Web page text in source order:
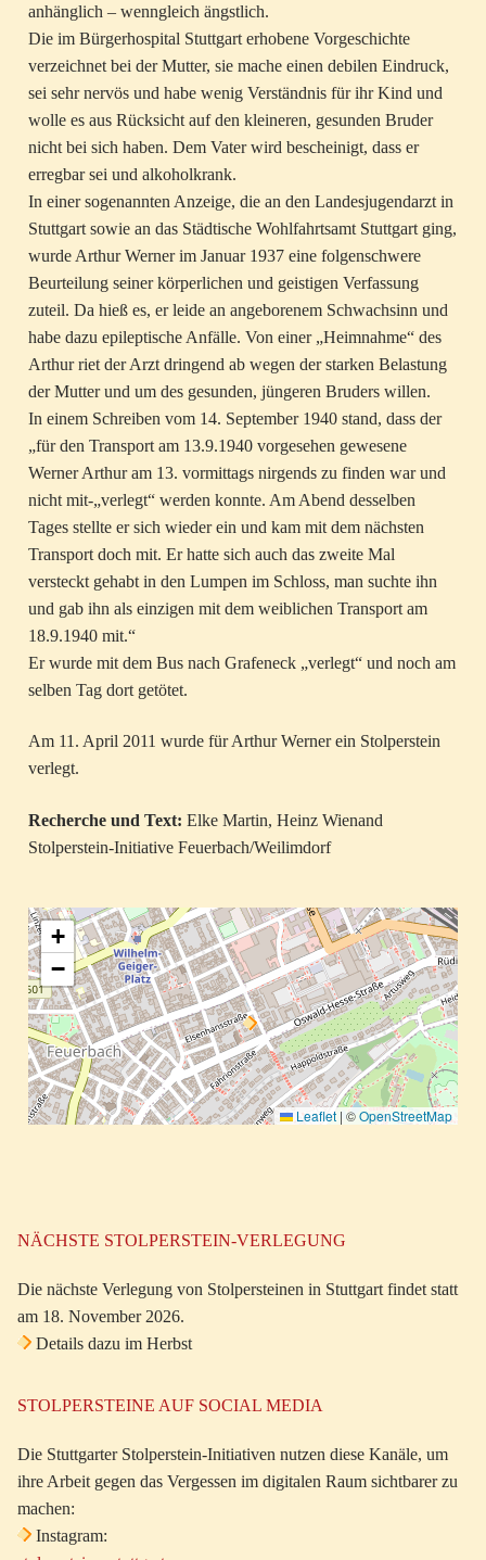
anhänglich – wenngleich ängstlich.
Die im Bürgerhospital Stuttgart erhobene Vorgeschichte
verzeichnet bei der Mutter, sie mache einen debilen Eindruck,
sei sehr nervös und habe wenig Verständnis für ihr Kind und
wolle es aus Rücksicht auf den kleineren, gesunden Bruder
nicht bei sich haben. Dem Vater wird bescheinigt, dass er
erregbar sei und alkoholkrank.
In einer sogenannten Anzeige, die an den Landesjugendarzt in
Stuttgart sowie an das Städtische Wohlfahrtsamt Stuttgart ging,
wurde Arthur Werner im Januar 1937 eine folgenschwere
Beurteilung seiner körperlichen und geistigen Verfassung
zuteil. Da hieß es, er leide an angeborenem Schwachsinn und
habe dazu epileptische Anfälle. Von einer „Heimnahme“ des
Arthur riet der Arzt dringend ab wegen der starken Belastung
der Mutter und um des gesunden, jüngeren Bruders willen.
In einem Schreiben vom 14. September 1940 stand, dass der
„für den Transport am 13.9.1940 vorgesehen gewesene
Werner Arthur am 13. vormittags nirgends zu finden war und
nicht mit-„verlegt“ werden konnte. Am Abend desselben
Tages stellte er sich wieder ein und kam mit dem nächsten
Transport doch mit. Er hatte sich auch das zweite Mal
versteckt gehabt in den Lumpen im Schloss, man suchte ihn
und gab ihn als einzigen mit dem weiblichen Transport am
18.9.1940 mit.“
Er wurde mit dem Bus nach Grafeneck „verlegt“ und noch am
selben Tag dort getötet.
Am 11. April 2011 wurde für Arthur Werner ein Stolperstein
verlegt.
Recherche und Text: Elke Martin, Heinz Wienand
Stolperstein-Initiative Feuerbach/Weilimdorf
+
−
Leaflet | ©OpenStreetMap
NÄCHSTE STOLPERSTEIN-VERLEGUNG
Die nächste Verlegung von Stolpersteinen in Stuttgart findet statt
am 18. November 2026.
Details dazu im Herbst
STOLPERSTEINE AUF SOCIAL MEDIA
Die Stuttgarter Stolperstein-Initiativen nutzen diese Kanäle, um
ihre Arbeit gegen das Vergessen im digitalen Raum sichtbarer zu
machen:
Instagram: